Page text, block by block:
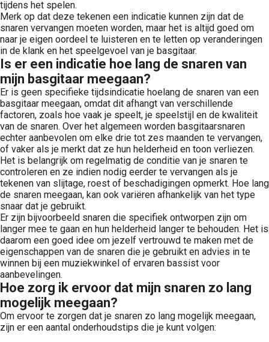
tijdens het spelen.
Merk op dat deze tekenen een indicatie kunnen zijn dat de
snaren vervangen moeten worden, maar het is altijd goed om
naar je eigen oordeel te luisteren en te letten op veranderingen
in de klank en het speelgevoel van je basgitaar.
Is er een indicatie hoe lang de snaren van
mijn basgitaar meegaan?
Er is geen specifieke tijdsindicatie hoelang de snaren van een
basgitaar meegaan, omdat dit afhangt van verschillende
factoren, zoals hoe vaak je speelt, je speelstijl en de kwaliteit
van de snaren. Over het algemeen worden basgitaarsnaren
echter aanbevolen om elke drie tot zes maanden te vervangen,
of vaker als je merkt dat ze hun helderheid en toon verliezen.
Het is belangrijk om regelmatig de conditie van je snaren te
controleren en ze indien nodig eerder te vervangen als je
tekenen van slijtage, roest of beschadigingen opmerkt. Hoe lang
de snaren meegaan, kan ook variëren afhankelijk van het type
snaar dat je gebruikt.
Er zijn bijvoorbeeld snaren die specifiek ontworpen zijn om
langer mee te gaan en hun helderheid langer te behouden. Het is
daarom een goed idee om jezelf vertrouwd te maken met de
eigenschappen van de snaren die je gebruikt en advies in te
winnen bij een muziekwinkel of ervaren bassist voor
aanbevelingen.
Hoe zorg ik ervoor dat mijn snaren zo lang
mogelijk meegaan?
Om ervoor te zorgen dat je snaren zo lang mogelijk meegaan,
zijn er een aantal onderhoudstips die je kunt volgen: